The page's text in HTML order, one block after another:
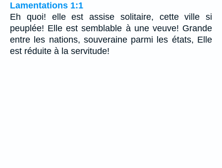
Lamentations 1:1
Eh quoi! elle est assise solitaire, cette ville si
peuplée! Elle est semblable à une veuve! Grande
entre les nations, souveraine parmi les états, Elle
est réduite à la servitude!